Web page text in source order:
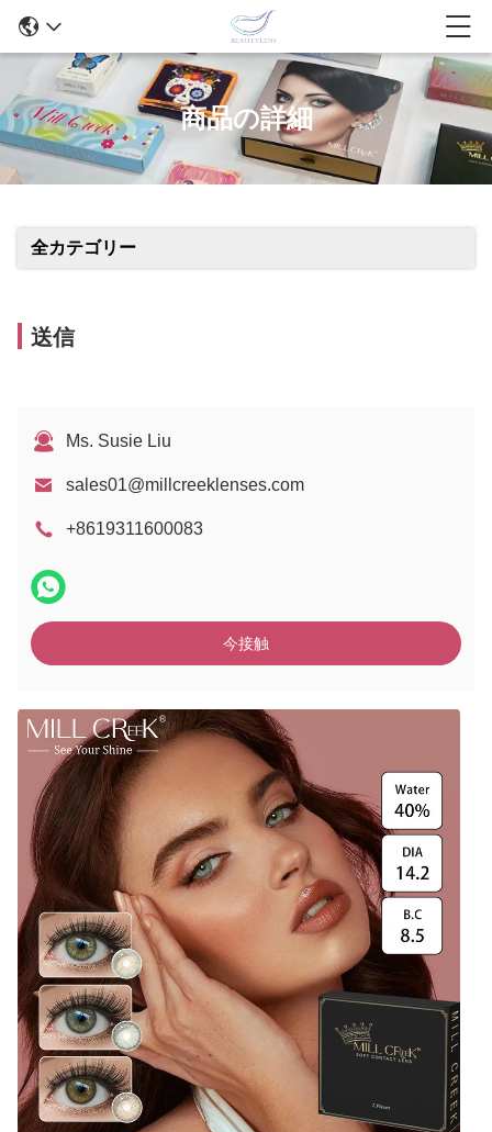
商品の詳細
全カテゴリー
送信
Ms. Susie Liu
sales01@millcreeklenses.com
+8619311600083
今接触